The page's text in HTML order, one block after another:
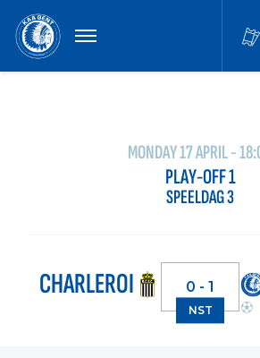
MENU
MONDAY 17 APRIL -
PLAY-OFF 1
SPEELDAG 3
CHARLEROI 0 - 1
NST